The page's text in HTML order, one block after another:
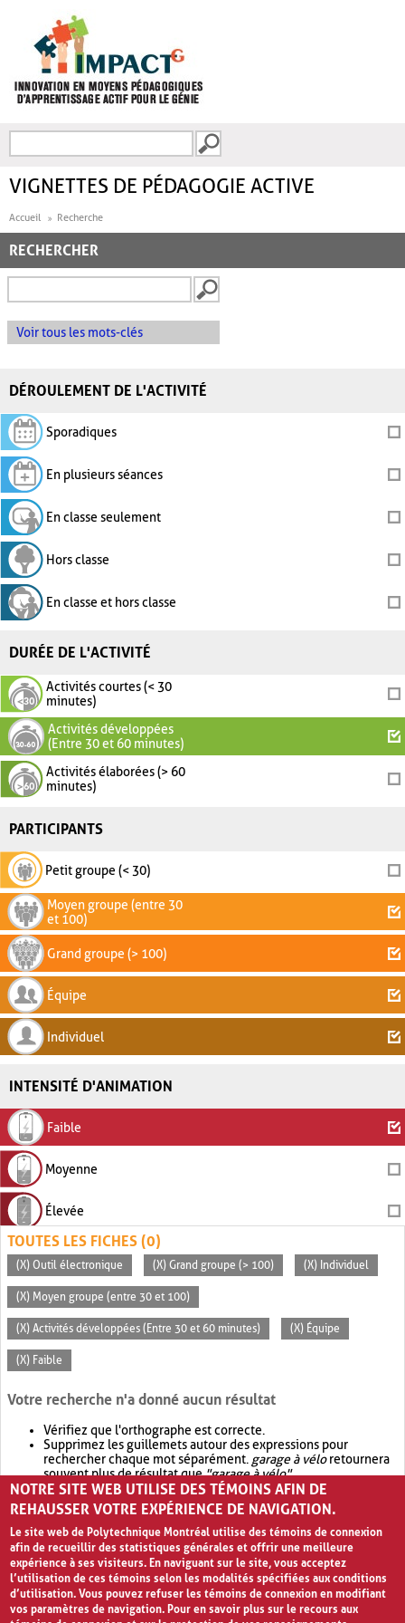
FORMULAIRE DE
VIGNETTES DE PÉDAGOGIE ACTIVE
Accueil Recherche
RECHERCHER
Voir tous les mots-clés
DÉROULEMENT DE L'ACTIVITÉ
Sporadiques
En plusieurs séances
En classe seulement
Hors classe
En classe et hors classe
DURÉE DE L'ACTIVITÉ
Activités courtes (< 30
minutes)
Activités développées
(Entre 30 et 60 minutes)
Activités élaborées (> 60
minutes)
PARTICIPANTS
Petit groupe (< 30)
Moyen groupe (entre 30
et 100)
Grand groupe (> 100)
Équipe
Individuel
INTENSITÉ D'ANIMATION
Faible
Moyenne
Élevée
TOUTES LES FICHES (0)
(X) Outil électronique (X) Grand groupe (> 100) (X) Individuel
(X) Moyen groupe (entre 30 et 100)
(X) Activités développées (Entre 30 et 60 minutes) (X) Équipe
(X) Faible
Votre recherche n'a donné aucun résultat
Vérifiez que l'orthographe est correcte.
Supprimez les guillemets autour des expressions pour
rechercher chaque mot séparément. garage à véloretournera
souvent plus de résultat que"garage à vélo".
Envisagez d'élargir votre recherche avec OR.garage OR vélo
retournera souvent plus de résultat quegarage à vélo
NOTRE SITE WEB UTILISE DES TÉMOINS AFIN DE
REHAUSSER VOTRE EXPÉRIENCE DE NAVIGATION.
Le site web de Polytechnique Montréal utilise des témoins de connexion
afin de recueillir des statistiques générales et offrir une meilleure
expérience à ses visiteurs. En naviguant sur le site, vous acceptez
l’utilisation de ces témoins selon les modalités spécifiées aux conditions
d’utilisation. Vous pouvez refuser les témoins de connexion en modifiant
vos paramètres de navigation. Pour en savoir plus sur le recours aux